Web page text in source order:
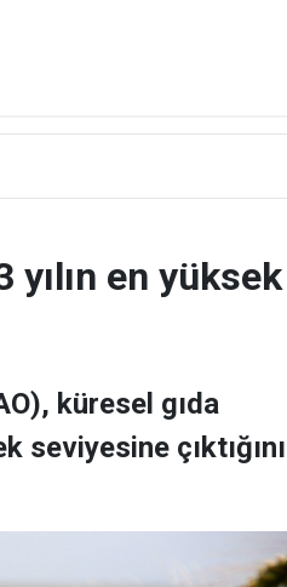
yılın en yüksek
küresel gıda
seviyesine çıktığını